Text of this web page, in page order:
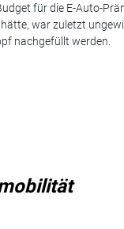
für die E-Auto-
war zuletzt
nachgefüllt werden.